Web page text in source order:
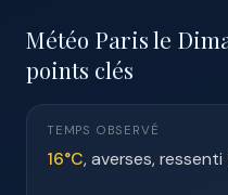
Météo Paris le
points clés
TEMPS OBSERVÉ
16°C, averses, ressenti